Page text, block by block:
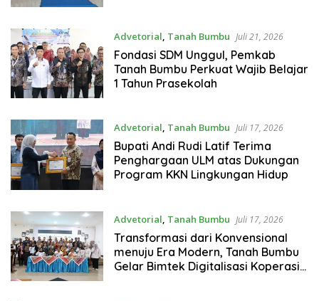
Advetorial, Tanah Bumbu Juli 21, 2026
Fondasi SDM Unggul, Pemkab
Tanah Bumbu Perkuat Wajib Belajar
1 Tahun Prasekolah
Advetorial, Tanah Bumbu Juli 17, 2026
Bupati Andi Rudi Latif Terima
Penghargaan ULM atas Dukungan
Program KKN Lingkungan Hidup
Advetorial, Tanah Bumbu Juli 17, 2026
Transformasi dari Konvensional
menuju Era Modern, Tanah Bumbu
Gelar Bimtek Digitalisasi Koperasi